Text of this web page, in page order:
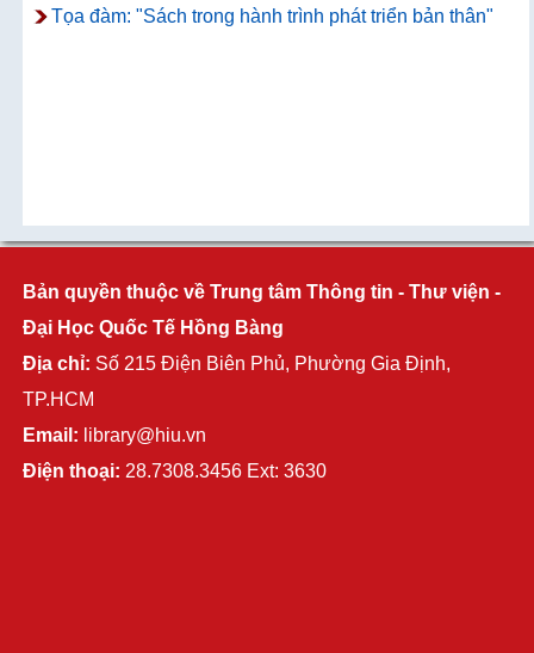
Tọa đàm: "Sách trong hành trình phát triển bản thân"
Bản quyền thuộc về Trung tâm Thông tin - Thư viện -
Đại Học Quốc Tế Hồng Bàng
Địa chỉ: Số 215 Điện Biên Phủ, Phường Gia Định,
TP.HCM
Email: library@hiu.vn
Điện thoại: 28.7308.3456 Ext: 3630